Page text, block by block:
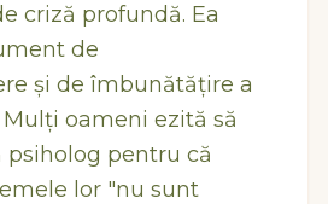
criză profundă. Ea
de
și de îmbunătățire a
oameni ezită să
psiholog pentru că
lor "nu sunt